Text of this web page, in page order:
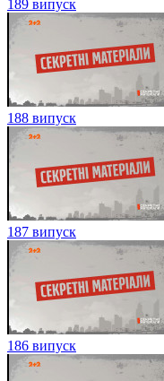
189 випуск
188 випуск
187 випуск
186 випуск